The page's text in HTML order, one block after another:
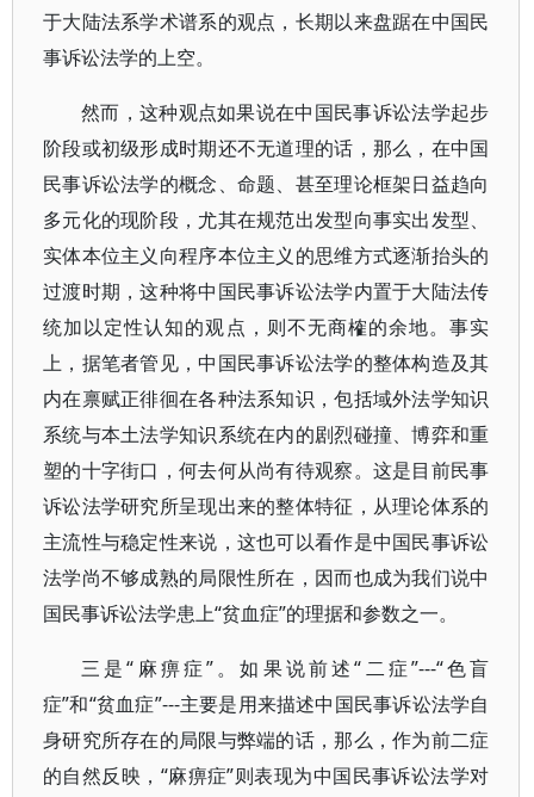
于大陆法系学术谱系的观点，长期以来盘踞在中国民
事诉讼法学的上空。
然而，这种观点如果说在中国民事诉讼法学起步
阶段或初级形成时期还不无道理的话，那么，在中国
民事诉讼法学的概念、命题、甚至理论框架日益趋向
多元化的现阶段，尤其在规范出发型向事实出发型、
实体本位主义向程序本位主义的思维方式逐渐抬头的
过渡时期，这种将中国民事诉讼法学内置于大陆法传
统加以定性认知的观点，则不无商榷的余地。事实
上，据笔者管见，中国民事诉讼法学的整体构造及其
内在禀赋正徘徊在各种法系知识，包括域外法学知识
系统与本土法学知识系统在内的剧烈碰撞、博弈和重
塑的十字街口，何去何从尚有待观察。这是目前民事
诉讼法学研究所呈现出来的整体特征，从理论体系的
主流性与稳定性来说，这也可以看作是中国民事诉讼
法学尚不够成熟的局限性所在，因而也成为我们说中
国民事诉讼法学患上“贫血症”的理据和参数之一。
三是“麻痹症”。如果说前述“二症”---“色盲
症”和“贫血症”---主要是用来描述中国民事诉讼法学自
身研究所存在的局限与弊端的话，那么，作为前二症
的自然反映，“麻痹症”则表现为中国民事诉讼法学对